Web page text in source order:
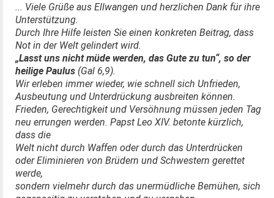
... Viele Grüße aus Ellwangen und herzlichen Dank für ihre
Unterstützung.
Durch Ihre Hilfe leisten Sie einen konkreten Beitrag, dass
Not in der Welt gelindert wird.
„Lasst uns nicht müde werden, das Gute zu tun“, so der
heilige Paulus (Gal 6,9).
Wir erleben immer wieder, wie schnell sich Unfrieden,
Ausbeutung und Unterdrückung ausbreiten können.
Frieden, Gerechtigkeit und Versöhnung müssen jeden Tag
neu errungen werden. Papst Leo XIV. betonte kürzlich,
dass die
Welt nicht durch Waffen oder durch das Unterdrücken
oder Eliminieren von Brüdern und Schwestern gerettet
werde,
sondern vielmehr durch das unermüdliche Bemühen, sich